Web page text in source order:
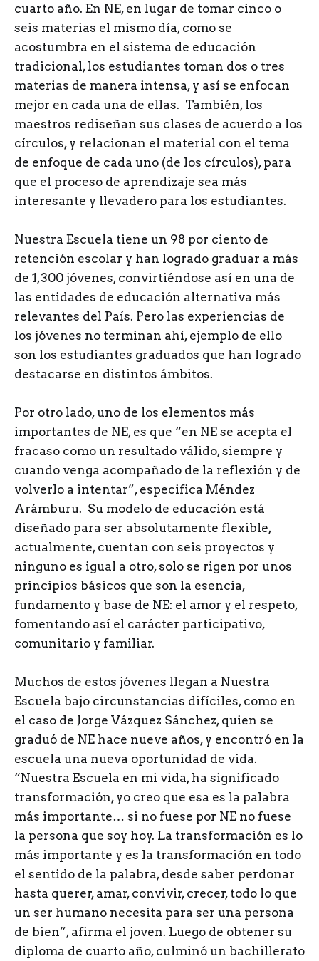
cuarto año. En NE, en lugar de tomar cinco o
seis materias el mismo día, como se
acostumbra en el sistema de educación
tradicional, los estudiantes toman dos o tres
materias de manera intensa, y así se enfocan
mejor en cada una de ellas. También, los
maestros rediseñan sus clases de acuerdo a los
círculos, y relacionan el material con el tema
de enfoque de cada uno (de los círculos), para
que el proceso de aprendizaje sea más
interesante y llevadero para los estudiantes.
Nuestra Escuela tiene un 98 por ciento de
retención escolar y han logrado graduar a más
de 1,300 jóvenes, convirtiéndose así en una de
las entidades de educación alternativa más
relevantes del País. Pero las experiencias de
los jóvenes no terminan ahí, ejemplo de ello
son los estudiantes graduados que han logrado
destacarse en distintos ámbitos.
Por otro lado, uno de los elementos más
importantes de NE, es que “en NE se acepta el
fracaso como un resultado válido, siempre y
cuando venga acompañado de la reflexión y de
volverlo a intentar”, especifica Méndez
Arámburu. Su modelo de educación está
diseñado para ser absolutamente flexible,
actualmente, cuentan con seis proyectos y
ninguno es igual a otro, solo se rigen por unos
principios básicos que son la esencia,
fundamento y base de NE: el amor y el respeto,
fomentando así el carácter participativo,
comunitario y familiar.
Muchos de estos jóvenes llegan a Nuestra
Escuela bajo circunstancias difíciles, como en
el caso de Jorge Vázquez Sánchez, quien se
graduó de NE hace nueve años, y encontró en la
escuela una nueva oportunidad de vida.
“Nuestra Escuela en mi vida, ha significado
transformación, yo creo que esa es la palabra
más importante… si no fuese por NE no fuese
la persona que soy hoy. La transformación es lo
más importante y es la transformación en todo
el sentido de la palabra, desde saber perdonar
hasta querer, amar, convivir, crecer, todo lo que
un ser humano necesita para ser una persona
de bien”, afirma el joven. Luego de obtener su
diploma de cuarto año, culminó un bachillerato